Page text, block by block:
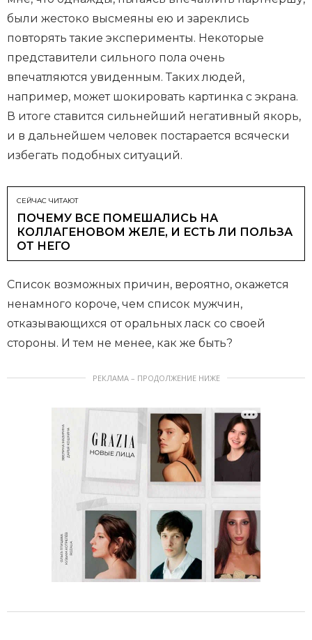
были жестоко высмеяны ею и зареклись
повторять такие эксперименты. Некоторые
представители сильного пола очень
впечатляются увиденным. Таких людей,
например, может шокировать картинка с экрана.
В итоге ставится сильнейший негативный якорь,
и в дальнейшем человек постарается всячески
избегать подобных ситуаций.
СЕЙЧАС ЧИТАЮТ
ПОЧЕМУ ВСЕ ПОМЕШАЛИСЬ НА
КОЛЛАГЕНОВОМ ЖЕЛЕ, И ЕСТЬ ЛИ ПОЛЬЗА
ОТ НЕГО
Список возможных причин, вероятно, окажется
ненамного короче, чем список мужчин,
отказывающихся от оральных ласк со своей
стороны. И тем не менее, как же быть?
РЕКЛАМА – ПРОДОЛЖЕНИЕ НИЖЕ